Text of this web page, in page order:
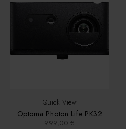
Quick View
Optoma Photon Life PK32
999,00€